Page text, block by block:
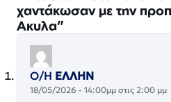
χαντάκωσαν με την
Ακυλα”
Ο/Η ΕΛΛΗΝ
18/05/2026 - 14:00μμ στις 2:00 μμ